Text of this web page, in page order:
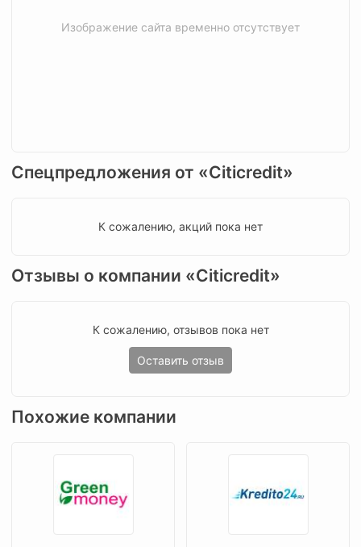
Изображение сайта временно отсутствует
Спецпредложения от «Citicredit»
К сожалению, акций пока нет
Отзывы о компании «Citicredit»
К сожалению, отзывов пока нет
Оставить отзыв
Похожие компании